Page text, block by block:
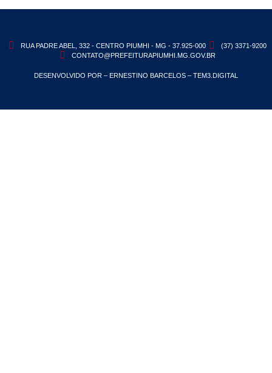
RUA PADRE ABEL, 332 - CENTRO PIUMHI - MG - 37.925-000
(37) 3371-9200
CONTATO@PREFEITURAPIUMHI.MG.GOV.BR
DESENVOLVIDO POR – ERNESTINO BARCELOS – TEM3.DIGITAL